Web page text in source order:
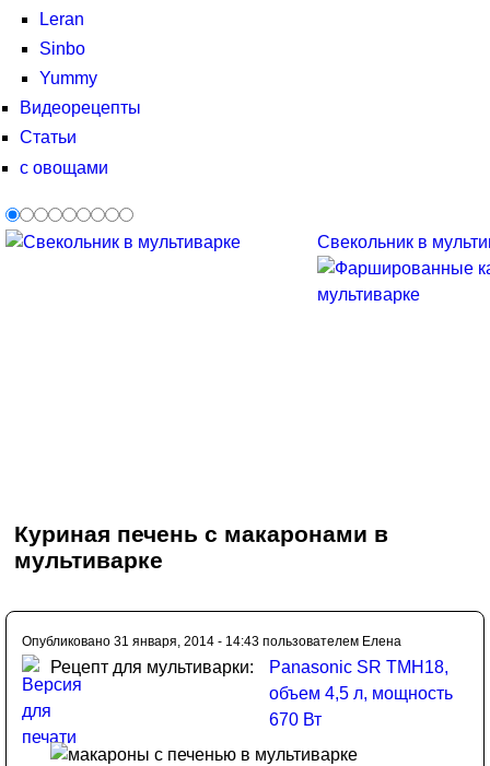
Leran
Sinbo
Yummy
Видеорецепты
Статьи
с овощами
Свекольник в
Куриная печень с макаронами в
мультиварке
Опубликовано 31 января, 2014 - 14:43 пользователем Елена
Рецепт для мультиварки:
Panasonic SR TMH18,
объем 4,5 л, мощность
670 Вт